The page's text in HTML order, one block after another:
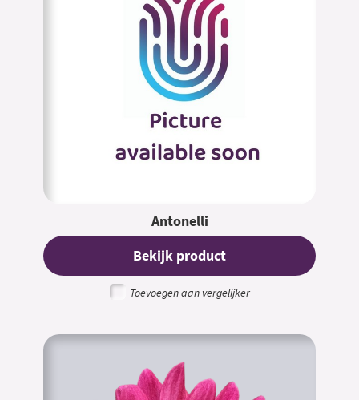
Antonelli
Bekijk product
Toevoegen aan vergelijker